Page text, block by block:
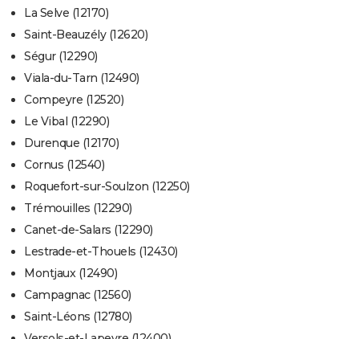
La Selve (12170)
Saint-Beauzély (12620)
Ségur (12290)
Viala-du-Tarn (12490)
Compeyre (12520)
Le Vibal (12290)
Durenque (12170)
Cornus (12540)
Roquefort-sur-Soulzon (12250)
Trémouilles (12290)
Canet-de-Salars (12290)
Lestrade-et-Thouels (12430)
Montjaux (12490)
Campagnac (12560)
Saint-Léons (12780)